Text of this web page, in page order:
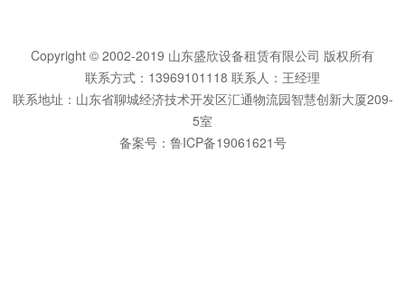
Copyright © 2002-2019 山东盛欣设备租赁有限公司 版权所有
联系方式：13969101118 联系人：王经理
联系地址：山东省聊城经济技术开发区汇通物流园智慧创新大厦209-
5室
备案号： 鲁ICP备19061621号